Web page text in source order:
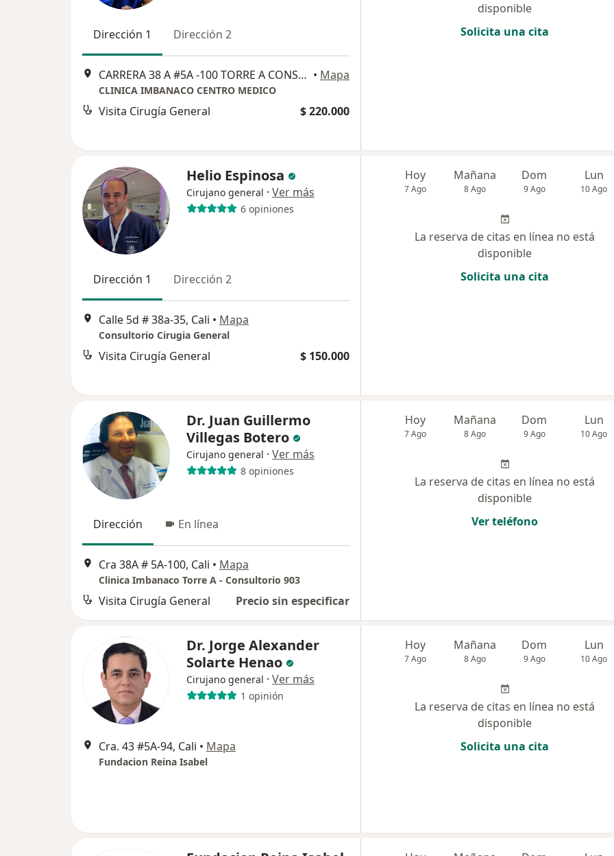
Dirección 1 Dirección 2
CARRERA 38 A #5A -100 TORRE A CONSULTORIO 212 PISO 2 • Mapa
CLINICA IMBANACO CENTRO MEDICO
Visita Cirugía General $ 220.000
disponible
Solicita una cita
Helio Espinosa
Cirujano general · Ver más
6 opiniones
Dirección 1 Dirección 2
Calle 5d # 38a-35, Cali • Mapa
Consultorio Cirugia General
Visita Cirugía General $ 150.000
Hoy
7 Ago
Mañana
8 Ago
Dom
9 Ago
Lun
10 Ago
La reserva de citas en línea no está
disponible
Solicita una cita
Dr. Juan Guillermo
Villegas Botero
Cirujano general · Ver más
8 opiniones
Dirección En línea
Cra 38A # 5A-100, Cali • Mapa
Clinica Imbanaco Torre A - Consultorio 903
Visita Cirugía General Precio sin especificar
Hoy
7 Ago
Mañana
8 Ago
Dom
9 Ago
Lun
10 Ago
La reserva de citas en línea no está
disponible
Ver teléfono
Dr. Jorge Alexander
Solarte Henao
Cirujano general · Ver más
1 opinión
Cra. 43 #5A-94, Cali • Mapa
Fundacion Reina Isabel
Hoy
7 Ago
Mañana
8 Ago
Dom
9 Ago
Lun
10 Ago
La reserva de citas en línea no está
disponible
Solicita una cita